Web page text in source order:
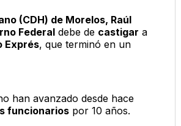
(CDH) de Morelos, Raúl
Federaldebe de castigar a
Exprés, que terminó en un
han avanzado desde hace
funcionariospor 10 años.